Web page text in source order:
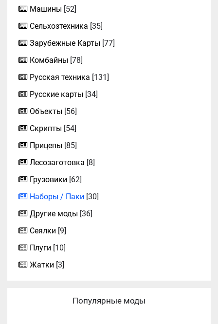
Машины [52]
Сельхозтехника [35]
Зарубежные Карты [77]
Комбайны [78]
Русская техника [131]
Русские карты [34]
Объекты [56]
Скрипты [54]
Прицепы [85]
Лесозаготовка [8]
Грузовики [62]
Наборы / Паки [30]
Другие моды [36]
Сеялки [9]
Плуги [10]
Жатки [3]
Популярные моды